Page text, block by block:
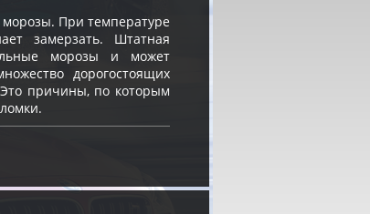
При температуре
замерзать. Штатная
морозы и может
дорогостоящих
Это причины, по которым